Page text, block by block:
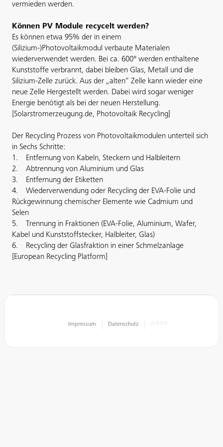
vermieden werden.
Können PV Module recycelt werden?
Es können etwa 95% der in einem
(Silizium-)Photovoltaikmodul verbaute Materialen
wiederverwendet werden. Bei ca. 600° werden enthaltene
Kunststoffe verbrannt, dabei bleiben Glas, Metall und die
Silizium-Zelle zurück. Aus der „alten“ Zelle kann wieder eine
neue Zelle Hergestellt werden. Dabei wird sogar weniger
Energie benötigt als bei der neuen Herstellung.
[Solarstromerzeugung.de, Photovoltaik Recycling]
Der Recycling Prozess von Photovoltaikmodulen unterteil sich
in Sechs Schritte:
1. Entfernung von Kabeln, Steckern und Halbleitern
2. Abtrennung von Aluminium und Glas
3. Entfernung der Etiketten
4. Wiederverwendung oder Recycling der EVA-Folie und
Rückgewinnung chemischer Elemente wie Cadmium und
Selen
5. Trennung in Fraktionen (EVA-Folie, Aluminium, Wafer,
Kabel und Kunststoffstecker, Halbleiter, Glas)
6. Recycling der Glasfraktion in einer Schmelzanlage
[European Recycling Platform]
Impressum Datenschutz v1.0.0.0